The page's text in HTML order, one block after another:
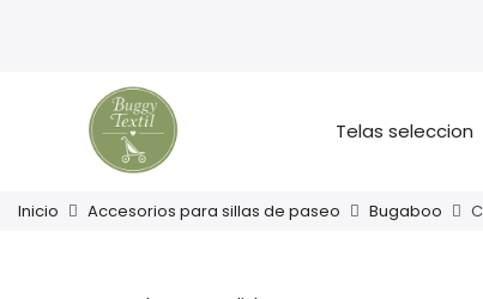
Telas seleccion
Inicio Accesorios para sillas de paseo Bugaboo